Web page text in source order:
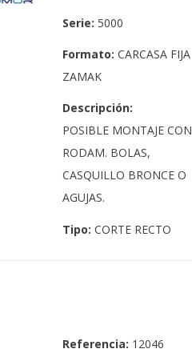
Serie:5000
Formato:CARCASA FIJA
ZAMAK
Descripción:
POSIBLE MONTAJE CON
RODAM. BOLAS,
CASQUILLO BRONCE O
AGUJAS.
Tipo:CORTE RECTO
Referencia: 12046